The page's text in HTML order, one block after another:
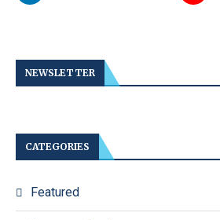
NEWSLETTER
CATEGORIES
Featured